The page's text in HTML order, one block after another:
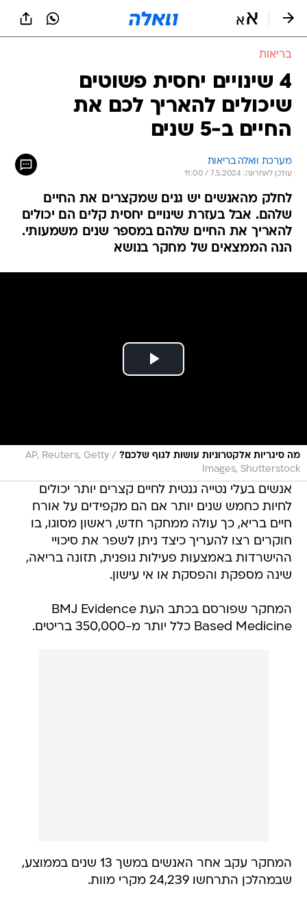
בריאות
4 שינויים יחסית פשוטים
שיכולים להאריך לכם את
החיים ב-5 שנים
מערכת וואלה בריאות
עודכן לאחרונה: 7.5.2024 / 11:00
לחלק מהאנשים יש גנים שמקצרים את החיים
שלהם. אבל בעזרת שינויים יחסית קלים הם יכולים
להאריך את החיים שלהם במספר שנים משמעותי.
הנה הממצאים של מחקר בנושא
מה סיגריות אלקטרוניות עושות לגוף שלכם? /
AP, Reuters, Getty
Images, Shutterstock
אנשים בעלי נטייה גנטית לחיים קצרים יותר יכולים
לחיות כחמש שנים יותר אם הם מקפידים על אורח
חיים בריא, כך עולה ממחקר חדש, ראשון מסוגו, בו
חוקרים רצו להעריך כיצד ניתן לשפר את סיכויי
ההישרדות באמצעות פעילות גופנית, תזונה בריאה,
שינה מספקת והפסקת או אי עישון.
המחקר שפורסם בכתב העת BMJ Evidence
Based Medicine כלל יותר מ-350,000 בריטים.
המחקר עקב אחר האנשים במשך 13 שנים בממוצע,
שבמהלכן התרחשו 24,239 מקרי מוות.